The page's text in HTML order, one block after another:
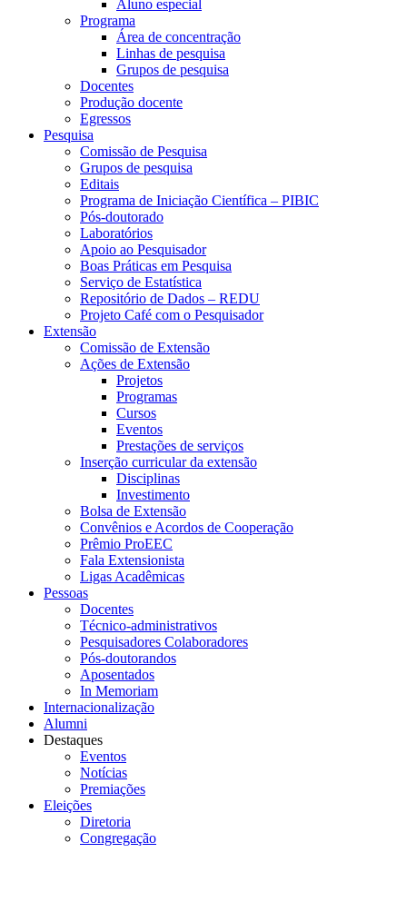
Aluno especial
Programa
Área de concentração
Linhas de pesquisa
Grupos de pesquisa
Docentes
Produção docente
Egressos
Pesquisa
Comissão de Pesquisa
Grupos de pesquisa
Editais
Programa de Iniciação Científica – PIBIC
Pós-doutorado
Laboratórios
Apoio ao Pesquisador
Boas Práticas em Pesquisa
Serviço de Estatística
Repositório de Dados – REDU
Projeto Café com o Pesquisador
Extensão
Comissão de Extensão
Ações de Extensão
Projetos
Programas
Cursos
Eventos
Prestações de serviços
Inserção curricular da extensão
Disciplinas
Investimento
Bolsa de Extensão
Convênios e Acordos de Cooperação
Prêmio ProEEC
Fala Extensionista
Ligas Acadêmicas
Pessoas
Docentes
Técnico-administrativos
Pesquisadores Colaboradores
Pós-doutorandos
Aposentados
In Memoriam
Internacionalização
Alumni
Destaques
Eventos
Notícias
Premiações
Eleições
Diretoria
Congregação